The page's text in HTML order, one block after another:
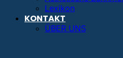
Lexikon
KONTAKT
ÜBER UNS